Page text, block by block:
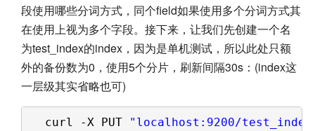
段使用哪些分词方式，同个field如果使用多个分词方式其
在使用上视为多个字段。接下来，让我们先创建一个名
为test_index的index，因为是单机测试，所以此处只额
外的备份数为0，使用5个分片，刷新间隔30s：(index这
一层级其实省略也可)
curl -X PUT
"localhost:9200/